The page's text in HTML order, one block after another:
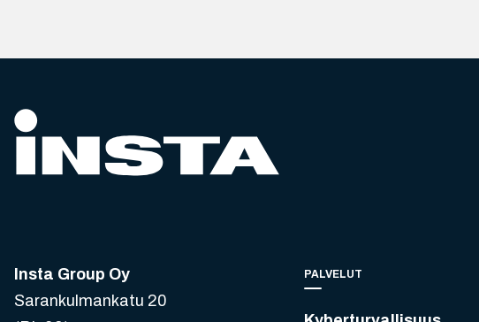
Insta Group Oy
Sarankulmankatu 20
PALVELUT